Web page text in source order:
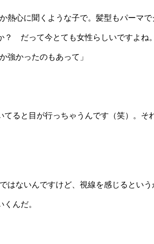
心に聞くような子で。髪型もパーマ
？ だって今とても女性らしいですよね。
強かったのもあって」
ると目が行っちゃうんです（笑）。
はないんですけど、視線を感じるという
んだ。